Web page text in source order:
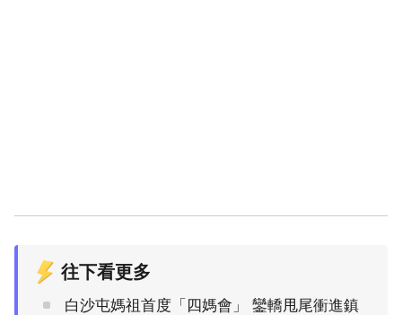
往下看更多
白沙屯媽祖首度「四媽會」 鑾轎甩尾衝進鎮